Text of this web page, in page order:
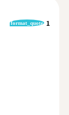
format_quote 1